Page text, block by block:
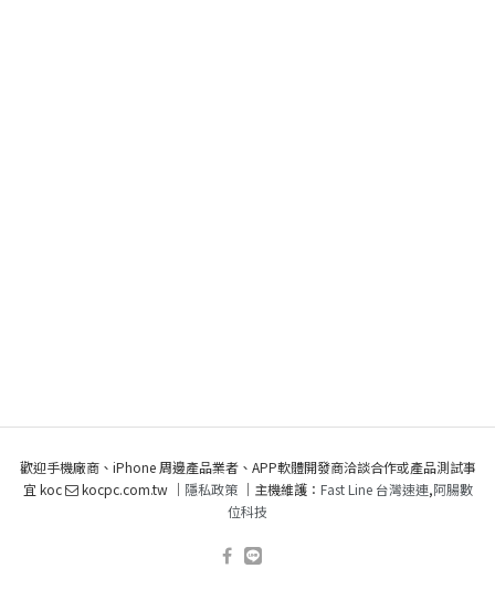
歡迎手機廠商、iPhone 周邊產品業者、APP軟體開發商洽談合作或產品測試事
宜 koc
kocpc.com.tw ｜ 隱私政策｜主機維護： Fast Line 台灣速連,阿腸數
位科技